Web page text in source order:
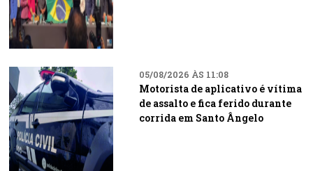
05/08/2026 ÀS 11:08
Motorista de aplicativo é vítima
de assalto e fica ferido durante
corrida em Santo Ângelo